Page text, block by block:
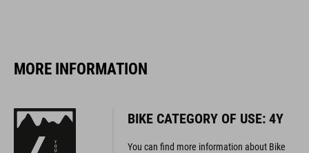
MORE INFORMATION
BIKE CATEGORY OF USE: 4Y
You can find more information about Bike